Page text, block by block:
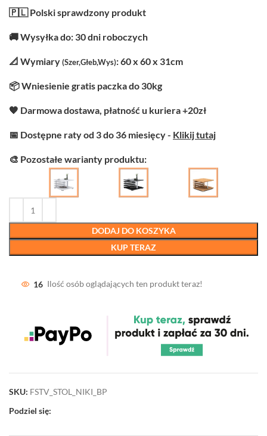
🇵🇱 Polski sprawdzony produkt
🚚 Wysyłka do: 30 dni roboczych
📐 Wymiary(Szer,Głeb,Wys): 60 x 60 x 31cm
📦 Wniesienie gratis paczka do 30kg
🧡 Darmowa dostawa, płatność u kuriera +20zł
📅 Dostępne raty od 3 do 36 miesięcy - Klikij tutaj
🎨 Pozostałe warianty produktu:
DODAJ DO KOSZYKA
KUP TERAZ
16 Ilość osób oglądających ten produkt teraz!
SKU: FSTV_STOL_NIKI_BP
Podziel się: